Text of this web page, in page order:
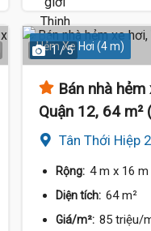
Hẻm Xe Hơi (4 m)
1 / 5
Bán nhà
Quận 12, 64 m²
Tân Thới Hiệp
Rộng: 4 m x 16 m
Diện tích: 64 m²
Giá/m²: 85 triệu/